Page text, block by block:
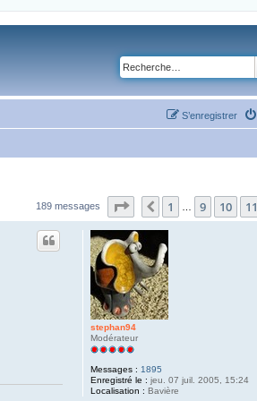
S’enregistrer
189 messages Page 13 13
Précédente
1 9 10 11
stephan94
Modérateur
Messages : 1895
Enregistré le : jeu. 07 juil. 2005, 15:24
Localisation : Bavière